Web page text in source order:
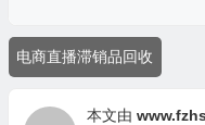
电商直播滞销品回收
本文由